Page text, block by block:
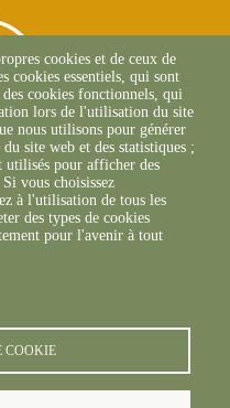
cookies et de ceux de
cookies essentiels, qui sont
cookies fonctionnels, qui
lors de l'utilisation du site
nous utilisons pour générer
site web et des statistiques ;
utilisés pour afficher des
vous choisissez
à l'utilisation de tous les
des types de cookies
pour l'avenir à tout
COOKIE
68 81